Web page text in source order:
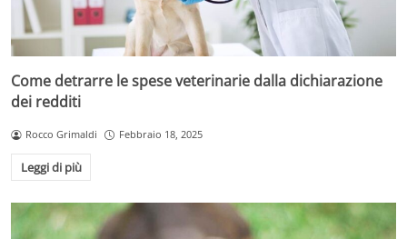
Come detrarre le spese veterinarie dalla dichiarazione
dei redditi
Rocco Grimaldi Febbraio 18, 2025
Leggi di più